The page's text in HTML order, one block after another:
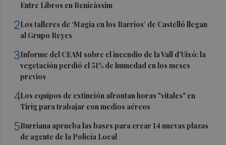
Entre Libros en Benicàssim
2Los talleres de ‘Magia en los Barrios’ de Castelló llegan
al Grupo Reyes
3Informe del CEAM sobre el incendio de la Vall d'Uixó: la
vegetación perdió el 51% de humedad en los meses
previos
4Los equipos de extinción afrontan horas "vitales" en
Tírig para trabajar con medios aéreos
5Burriana aprueba las bases para crear 14 nuevas plazas
de agente de la Policía Local